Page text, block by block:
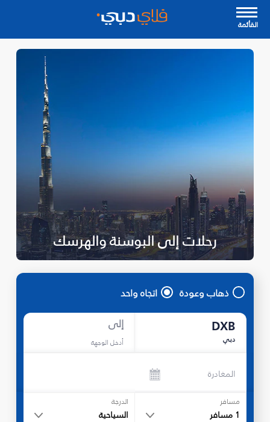
القأئمة
رحلات إلى البوسنة والهرسك
ذهاب وعودة اتجاه واحد
DXB
دبي
إلى
أدخل الوجهة
المغادرة
مسافر
1 مسافر
الدرجة
السياحية